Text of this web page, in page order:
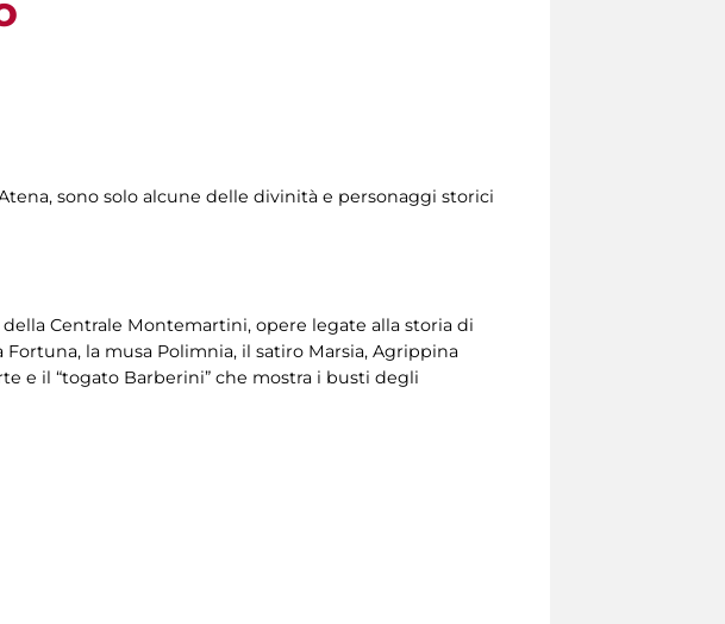
sono solo alcune delle divinità e personaggi storici
Centrale Montemartini, opere legate alla storia di
la musa Polimnia, il satiro Marsia, Agrippina
e il “togato Barberini” che mostra i busti degli